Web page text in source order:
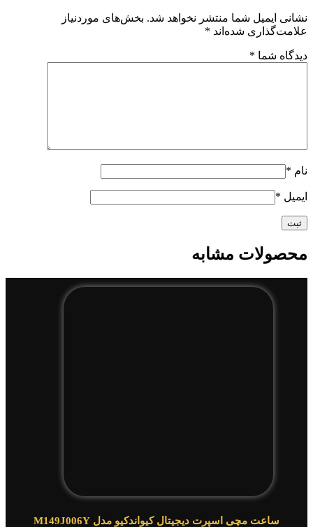
نشانی ایمیل شما منتشر نخواهد شد. بخش‌های موردنیاز
علامت‌گذاری شده‌اند *
دیدگاه شما *
نام *
ایمیل *
محصولات مشابه
ساعت مچی اسپرت دیجیتال کیواندکیو مدل M149J006Y